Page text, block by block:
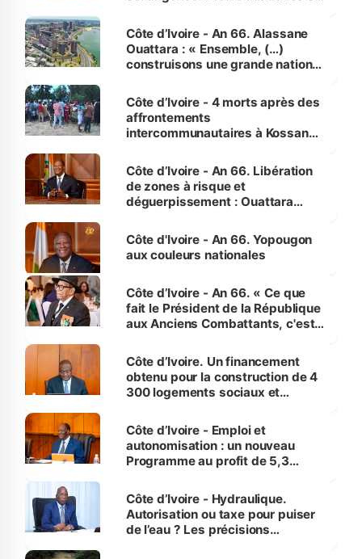
enfants
Côte d’Ivoire - An 66. Alassane
Ouattara : « Ensemble, (…)
construisons une grande nation
générations futures »
Côte d’Ivoire - 4 morts après des
affrontements
intercommunautaires à Kossandji
milieu des sinistrés
Côte d’Ivoire - An 66. Libération
de zones à risque et
déguerpissement : Ouattara
l'Etat de droit pour préserver les
vies humaines »
Côte d'Ivoire - An 66. Yopougon
aux couleurs nationales
Côte d’Ivoire - An 66. « Ce que
fait le Président de la République
aux Anciens Combattants, c'est
Côte d’Ivoire. Un financement
obtenu pour la construction de 4
300 logements sociaux et
et Yamoussoukro
Côte d’Ivoire - Emploi et
autonomisation : un nouveau
Programme au profit de 5,3
Côte d’Ivoire - Hydraulique.
Autorisation ou taxe pour puiser
de l’eau ? Les précisions